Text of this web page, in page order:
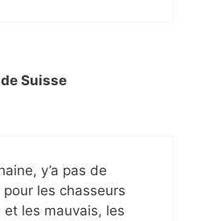
Suisse
y’a pas de
pour les chasseurs
et les mauvais, les